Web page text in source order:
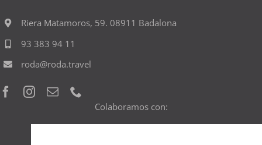
Riera Matamoros, 59. 08911 Badalona
93 383 94 11
roda@roda.travel
Colaboramos con: